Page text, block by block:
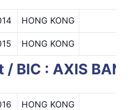
HONG KONG
HONG KONG
BIC : AXIS
HONG KONG